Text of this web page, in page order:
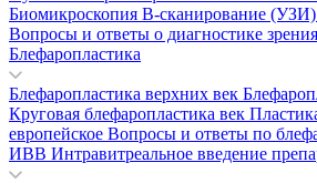
Биомикроскопия В-сканирование (УЗИ)
Вопросы и ответы о диагностике зрения
Блефаропластика
Блефаропластика верхних век
Круговая блефаропластика век
европейское Вопросы и ответы по
ИВВ Интравитреальное введение